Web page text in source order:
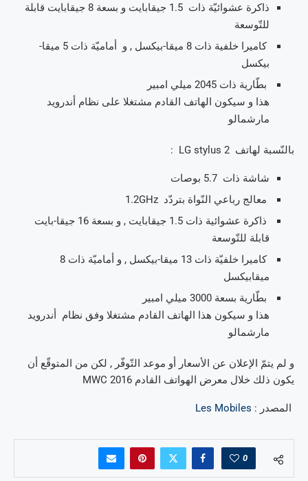
ذاكرة عشوائيّة ذات 1.5 جيقابايت و بسعة 8 جيقابايت قابلة
للتّوسعة
كاميرا خلفية ذات 8 ميقا-بيكسل , و أماميّة ذات 5 ميقا-
بيكسل
بطّارية ذات 2045 ميلي امبير
هذا و سيكون الهاتف القادم مشتغلا على نظام أندرويد
مارشمالو
بالنّسبة لهاتف LG stylus 2 :
شاشة ذات 5.7 بوصات
معالج رباعي النّواة بتردّد 1.2GHz
ذاكرة عشوائية ذات 1.5 جيقابايت , و بسعة 16 جيقا-بايت
قابلة للتّوسعة
كاميرا خلفيّة ذات 13 ميقا-بيكسل , و أماميّة ذات 8
ميقابيكسل
بطّارية بسعة 3000 ميلي امبير
هذا و سيكون هذا الهاتف القادم مشتغلا وفق نظام أندرويد
مارشمالو
و لم يتمّ الإعلان عن الأسعار أو موعد التّوفّر , لكن من المتوقّع أن
يكون ذلك خلال معرض الهواتف القادم MWC 2016
المصدر : Les Mobiles
0